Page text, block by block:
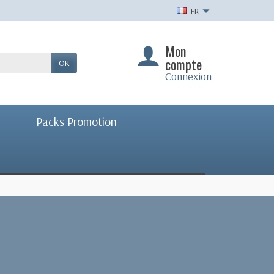
FR
OK
Mon
compte
Connexion
Packs Promotion